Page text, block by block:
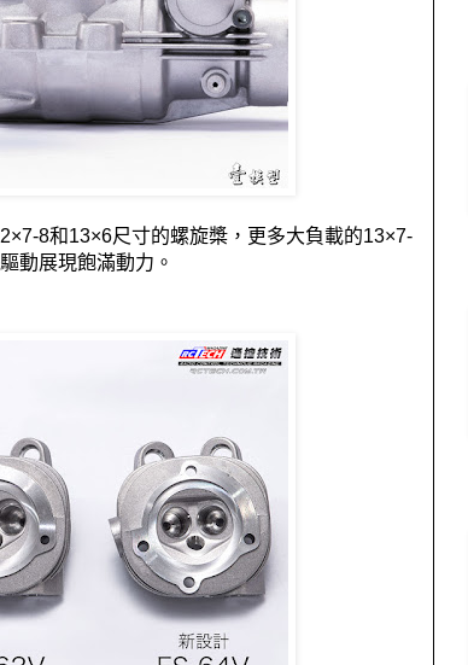
×7-8和13×6尺寸的螺旋槳，更多大負載的13×7-
動展現飽滿動力。